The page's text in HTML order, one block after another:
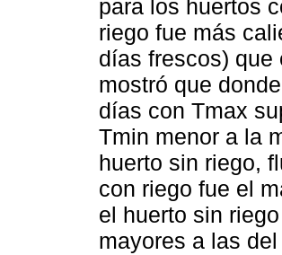
para los huertos
riego fue más
días frescos) que
mostró que
días con Tmax
Tmin menor a la
huerto sin riego,
con riego fue el
el huerto sin
mayores a las